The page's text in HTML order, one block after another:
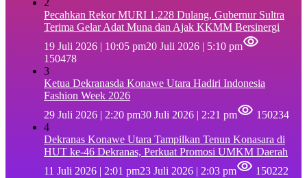
2
Pecahkan Rekor MURI 1.228 Dulang, Gubernur Sultra
Terima Gelar Adat Muna dan Ajak KKMM Bersinergi
19 Juli 2026 | 10:05 pm20 Juli 2026 | 5:10 pm
150478
3
Ketua Dekranasda Konawe Utara Hadiri Indonesia
Fashion Week 2026
29 Juli 2026 | 2:20 pm30 Juli 2026 | 2:21 pm
150234
4
Dekranas Konawe Utara Tampilkan Tenun Konasara di
HUT ke-46 Dekranas, Perkuat Promosi UMKM Daerah
11 Juli 2026 | 2:01 pm23 Juli 2026 | 2:03 pm 150222